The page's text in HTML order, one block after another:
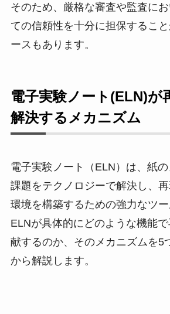
そのため、厳格な審査や監査に
ての信頼性を十分に担保するこ
ースもあります。
電子実験ノート(ELN)が
解決するメカニズム
電子実験ノート（ELN）は、紙
課題をテクノロジーで解決し、
環境を構築するための強力なツー
ELNが具体的にどのような機能
献するのか、そのメカニズムを5
から解説します。